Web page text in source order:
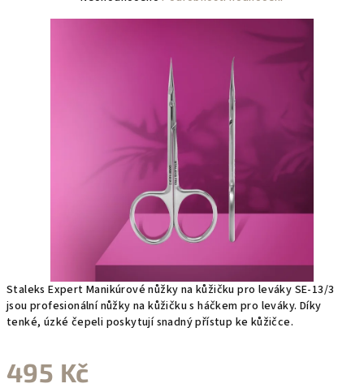
Staleks Expert Manikúrové nůžky na kůžičku pro leváky SE-13/3
jsou profesionální nůžky na kůžičku s háčkem pro leváky. Díky
tenké, úzké čepeli poskytují snadný přístup ke kůžičce.
495 Kč